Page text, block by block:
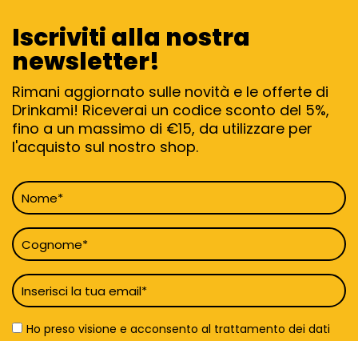
Iscriviti alla nostra
newsletter!
Rimani aggiornato sulle novità e le offerte di
Drinkami! Riceverai un codice sconto del 5%,
fino a un massimo di €15, da utilizzare per
l'acquisto sul nostro shop.
Nome
*
Cognome
*
Email
*
Privacy
Ho preso visione e acconsento al trattamento dei dati